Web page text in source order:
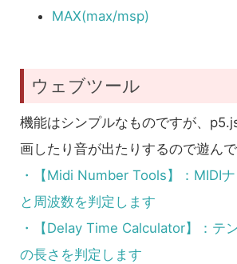
MAX(max/msp)
ウェブツール
機能はシンプルなものですが、
画したり音が出たりするので遊んで
・【Midi Number Tools】：MIDI
と周波数を判定します
・【Delay Time Calculator】：テ
の長さを判定します